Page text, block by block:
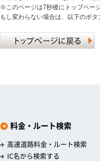
※このページは7秒後にトップペー
もし変わらない場合は、以下のボ
料金・ルート検索
高速道路料金・ルート検索
IC名から検索する